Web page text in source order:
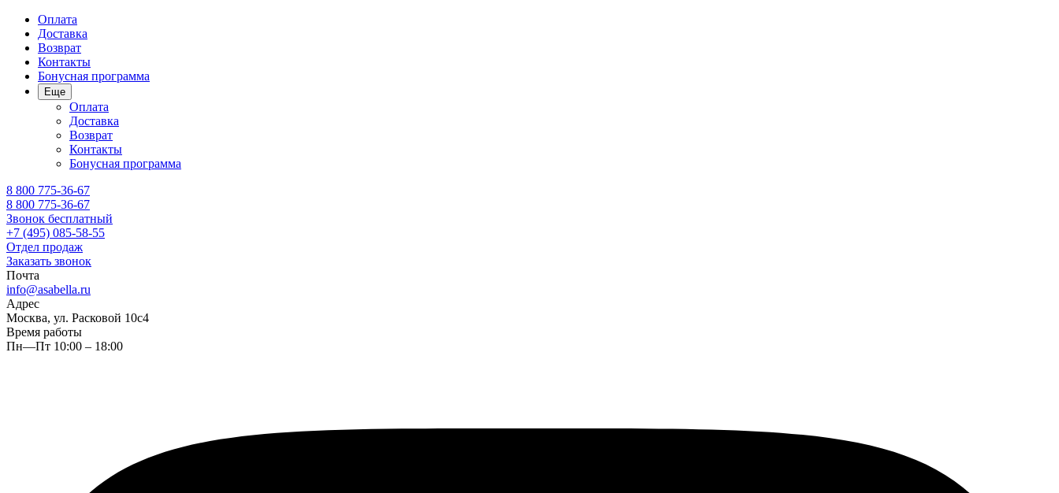
Оплата
Доставка
Возврат
Контакты
Бонусная программа
Еще
Оплата
Доставка
Возврат
Контакты
Бонусная программа
8 800 775-36-67
8 800 775-36-67
Звонок бесплатный
+7 (495) 085-58-55
Отдел продаж
Заказать звонок
Почта
info@asabella.ru
Адрес
Москва, ул. Расковой 10с4
Время работы
Пн—Пт 10:00 – 18:00